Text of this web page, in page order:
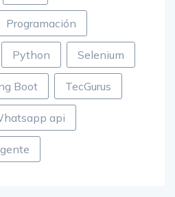
Programación
Python Selenium
Boot TecGurus
api